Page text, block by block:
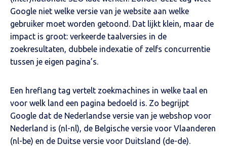
Google niet welke versie van je website aan welke
gebruiker moet worden getoond. Dat lijkt klein, maar de
impact is groot: verkeerde taalversies in de
zoekresultaten, dubbele indexatie of zelfs concurrentie
tussen je eigen pagina’s.
Een hreflang tag vertelt zoekmachines in welke taal en
voor welk land een pagina bedoeld is. Zo begrijpt
Google dat de Nederlandse versie van je webshop voor
Nederland is (nl-nl), de Belgische versie voor Vlaanderen
(nl-be) en de Duitse versie voor Duitsland (de-de).